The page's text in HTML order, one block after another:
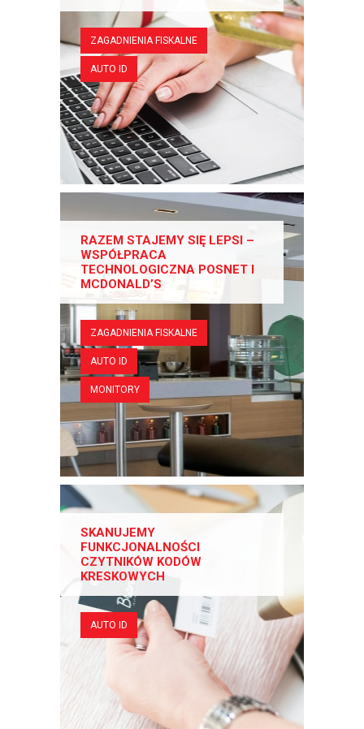
ZAGADNIENIA FISKALNE
AUTO ID
RAZEM STAJEMY SIĘ LEPSI –
WSPÓŁPRACA
TECHNOLOGICZNA POSNET I
MCDONALD’S
ZAGADNIENIA FISKALNE
AUTO ID
MONITORY
SKANUJEMY
FUNKCJONALNOŚCI
CZYTNIKÓW KODÓW
KRESKOWYCH
AUTO ID